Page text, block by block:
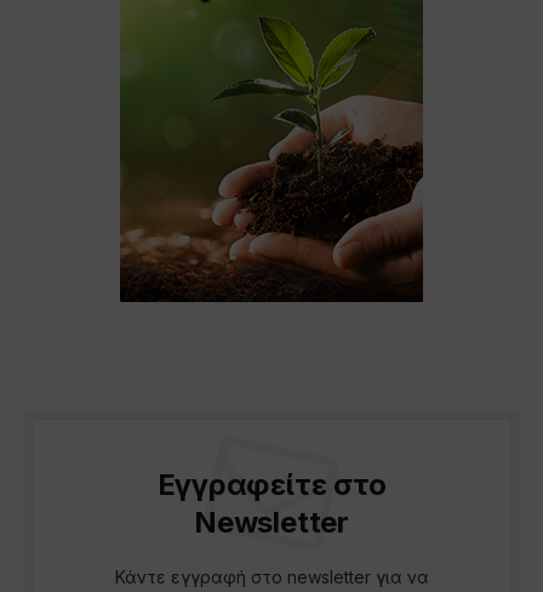
Εγγραφείτε στο
Newsletter
Κάντε εγγραφή στο newsletter για να